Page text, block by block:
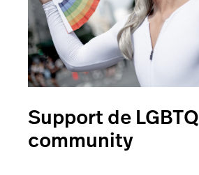
Support de LGBTQ
community